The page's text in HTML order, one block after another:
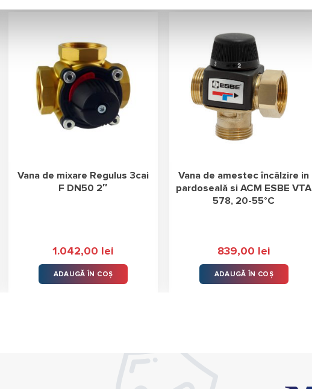
Vana de mixare Regulus 3cai
F DN50 2″
1.042,00 lei
ADAUGĂ ÎN COȘ
Vana de amestec încălzire in
pardoseală si ACM ESBE VTA
578, 20-55°C
839,00 lei
ADAUGĂ ÎN COȘ